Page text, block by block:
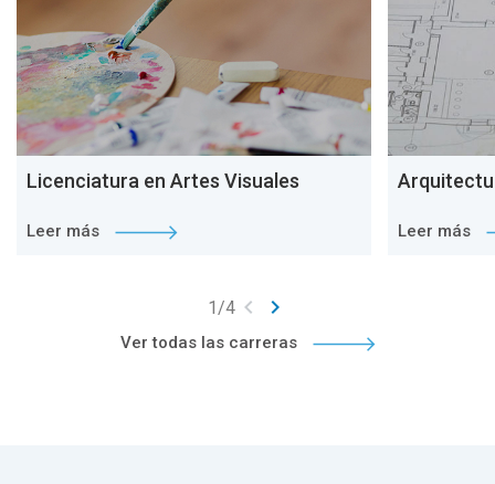
Licenciatura en Artes Visuales
Leer más Leer más
1 /4keyboard_arrow_left keyboard_arrow_right
Ver todas las carreras